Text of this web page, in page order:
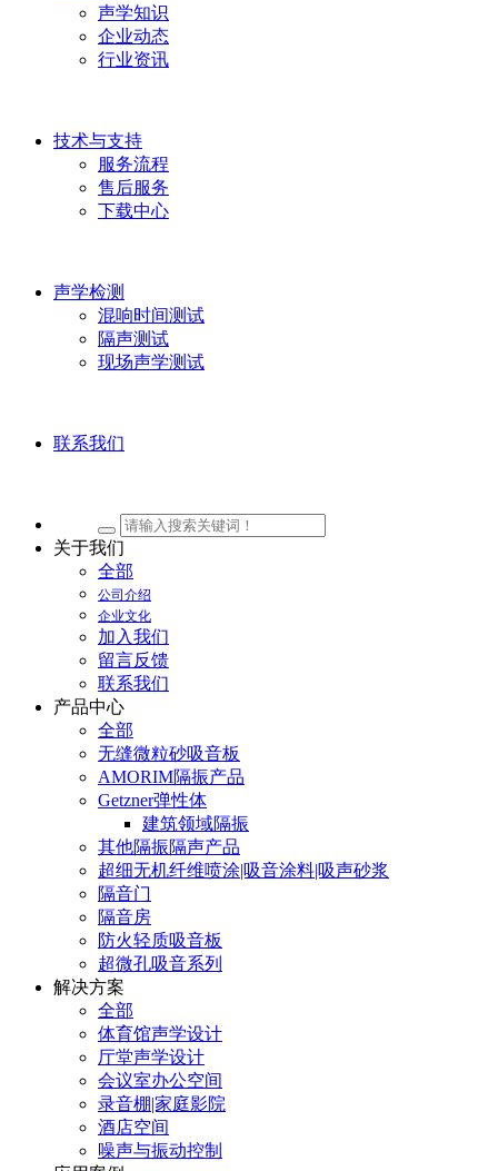
声学知识
企业动态
行业资讯
技术与支持
服务流程
售后服务
下载中心
声学检测
混响时间测试
隔声测试
现场声学测试
联系我们
关于我们
全部
公司介绍
企业文化
加入我们
留言反馈
联系我们
产品中心
全部
无缝微粒砂吸音板
AMORIM隔振产品
Getzner弹性体
建筑领域隔振
其他隔振隔声产品
超细无机纤维喷涂|吸音涂料|吸声砂浆
隔音门
隔音房
防火轻质吸音板
超微孔吸音系列
解决方案
全部
体育馆声学设计
厅堂声学设计
会议室办公空间
录音棚|家庭影院
酒店空间
噪声与振动控制